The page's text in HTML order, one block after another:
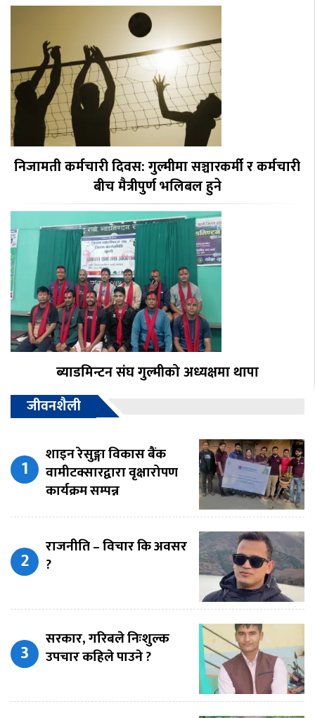
निजामती कर्मचारी दिवस: गुल्मीमा सञ्चारकर्मी र कर्मचारी
बीच मैत्रीपुर्ण भलिबल हुने
ब्याडमिन्टन संघ गुल्मीको अध्यक्षमा थापा
जीवनशैली
शाइन रेसुङ्गा विकास बैंक
वामीटक्सारद्वारा वृक्षारोपण
कार्यक्रम सम्पन्न
राजनीति – विचार कि अवसर
?
सरकार, गरिबले निःशुल्क
उपचार कहिले पाउने ?